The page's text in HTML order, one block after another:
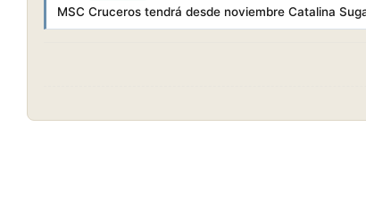
MSC Cruceros tendrá desde noviembre Catalina